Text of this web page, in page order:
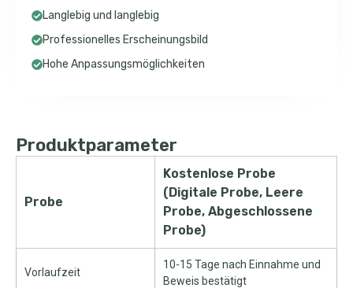
Langlebig und langlebig
Professionelles Erscheinungsbild
Hohe Anpassungsmöglichkeiten
Produktparameter
Probe
Kostenlose Probe
(Digitale Probe, Leere
Probe, Abgeschlossene
Probe)
Vorlaufzeit
10-15 Tage nach Einnahme und
Beweis bestätigt